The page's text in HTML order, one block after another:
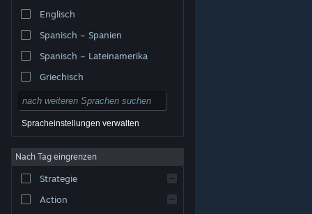
© Valve Corporation. Alle Rechte vorbehalten. Alle
USA und anderen Ländern.
Rechtliches
Barrierefreiheit
Nutzungsvertrag
Englisch
Spanisch – Spanien
Spanisch – Lateinamerika
Griechisch
Spracheinstellungen verwalten
Nach Tag eingrenzen
Strategie
Action